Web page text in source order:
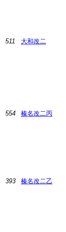
511 大和改二
554 榛名改二丙
393 榛名改二乙